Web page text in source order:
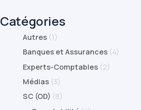
Catégories
Autres (1)
Banques et Assurances (4)
Experts-Comptables (2)
Médias (3)
SC (OD) (8)